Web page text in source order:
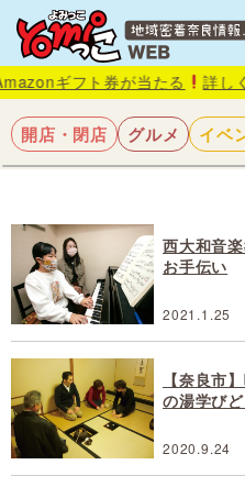
ト券が当たる 詳しくはこちら
開店・閉店 グルメ イベ
西大和音
お手伝い
2021.1.25
【奈良市
の湯学び
2020.9.24